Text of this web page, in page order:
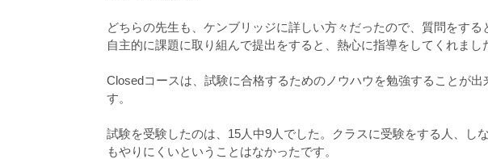
どちらの先生も、ケンブリッジに詳しい方々だったので、質問をする
自主的に課題に取り組んで提出をすると、熱心に指導をしてくれまし
Closedコースは、試験に合格するためのノウハウを勉強することが
す。
試験を受験したのは、15人中9人でした。クラスに受験をする人、し
もやりにくいということはなかったです。